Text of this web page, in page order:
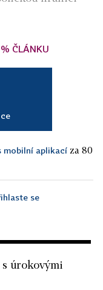
ČLÁNKU
mobilní aplikací za 80
se
úrokovými